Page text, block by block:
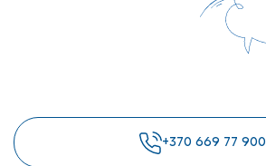
+370 669 77 900